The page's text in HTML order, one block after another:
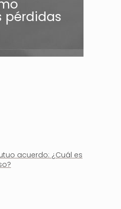
pérdidas
acuerdo: ¿Cuál es